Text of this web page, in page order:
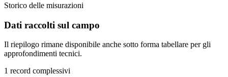
Storico delle misurazioni
Dati raccolti sul campo
Il riepilogo rimane disponibile anche sotto forma tabellare per gli
approfondimenti tecnici.
1 record complessivi